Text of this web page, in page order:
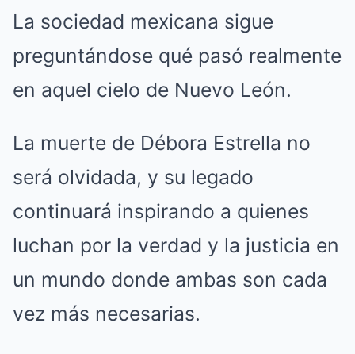
La sociedad mexicana sigue
preguntándose qué pasó realmente
en aquel cielo de Nuevo León.
La muerte de Débora Estrella no
será olvidada, y su legado
continuará inspirando a quienes
luchan por la verdad y la justicia en
un mundo donde ambas son cada
vez más necesarias.